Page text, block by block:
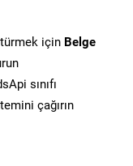
için Belge
sınıfı
çağırın